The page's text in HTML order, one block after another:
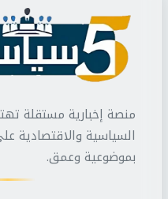
منصة إخبارية مستقلة
السياسية والاقتصادية
بموضوعية وعمق.